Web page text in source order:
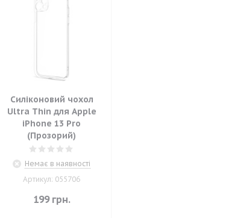
Силіконовий чохол
Ultra Thin для Apple
iPhone 13 Pro
(Прозорий)
Немає в наявності
Артикул: 055706
199грн.